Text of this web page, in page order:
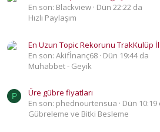
En son: Blackview Dün 22:22 da
Hızlı Paylaşım
En Uzun Topic Rekorunu TrakKulüp
En son: Akifİnanç68 Dün 19:44 da
Muhabbet - Geyik
P
Üre gübre fiyatları
En son: phednourtensua
Dün 10:19
Gübreleme ve Bitki Besleme